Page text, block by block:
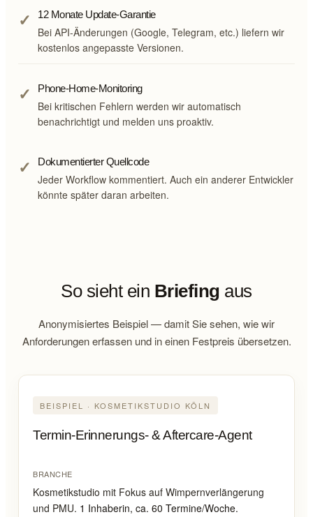
✓ 12 Monate Update-Garantie
Bei API-Änderungen (Google, Telegram, etc.) liefern wir
kostenlos angepasste Versionen.
✓ Phone-Home-Monitoring
Bei kritischen Fehlern werden wir automatisch
benachrichtigt und melden uns proaktiv.
✓ Dokumentierter Quellcode
Jeder Workflow kommentiert. Auch ein anderer Entwickler
könnte später daran arbeiten.
So sieht ein Briefing aus
Anonymisiertes Beispiel — damit Sie sehen, wie wir
Anforderungen erfassen und in einen Festpreis übersetzen.
BEISPIEL · KOSMETIKSTUDIO KÖLN
Termin-Erinnerungs- & Aftercare-Agent
BRANCHE
Kosmetikstudio mit Fokus auf Wimpernverlängerung
und PMU. 1 Inhaberin, ca. 60 Termine/Woche.